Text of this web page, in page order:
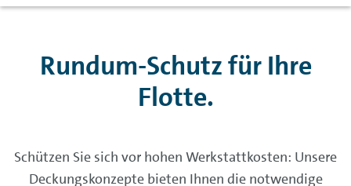
Rundum-Schutz für Ihre
Flotte.
Schützen Sie sich vor hohen Werkstattkosten: Unsere
Deckungskonzepte bieten Ihnen die notwendige